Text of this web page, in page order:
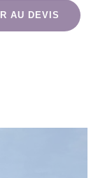
AU DEVIS